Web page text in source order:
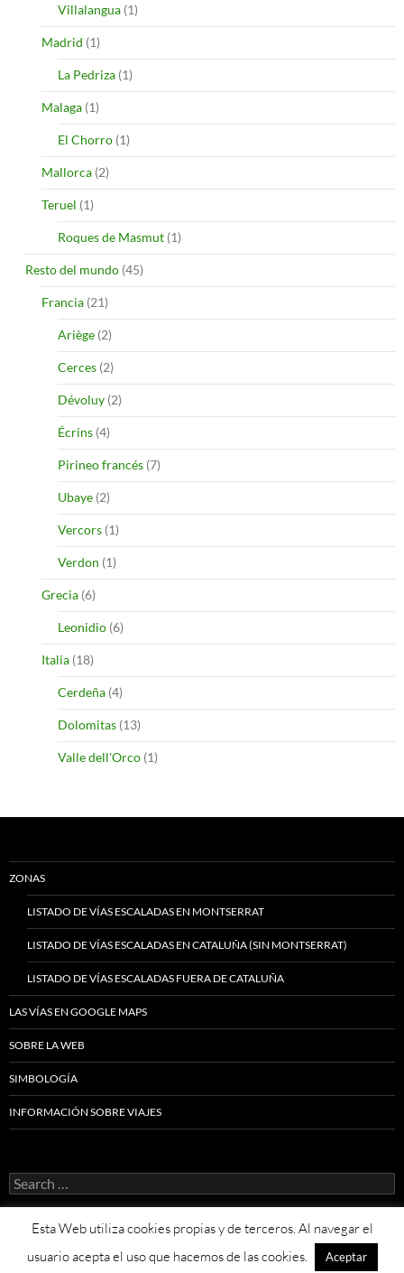
Villalangua (1)
Madrid (1)
La Pedriza (1)
Malaga (1)
El Chorro (1)
Mallorca (2)
Teruel (1)
Roques de Masmut (1)
Resto del mundo (45)
Francia (21)
Ariège (2)
Cerces (2)
Dévoluy (2)
Écrins (4)
Pirineo francés (7)
Ubaye (2)
Vercors (1)
Verdon (1)
Grecia (6)
Leonidio (6)
Italia (18)
Cerdeña (4)
Dolomitas (13)
Valle dell'Orco (1)
ZONAS
LISTADO DE VÍAS ESCALADAS EN MONTSERRAT
LISTADO DE VÍAS ESCALADAS EN CATALUÑA (SIN MONTSERRAT)
LISTADO DE VÍAS ESCALADAS FUERA DE CATALUÑA
LAS VÍAS EN GOOGLE MAPS
SOBRE LA WEB
SIMBOLOGÍA
INFORMACIÓN SOBRE VIAJES
Search
for:
Proudly powered by WordPress
Esta Web utiliza cookies propias y de terceros. Al navegar el
usuario acepta el uso que hacemos de las cookies.
Aceptar